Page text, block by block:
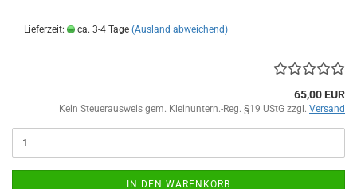
Lieferzeit: ca. 3-4 Tage (Ausland abweichend)
65,00 EUR
Kein Steuerausweis gem. Kleinuntern.-Reg. §19 UStG zzgl. Versand
IN DEN WARENKORB